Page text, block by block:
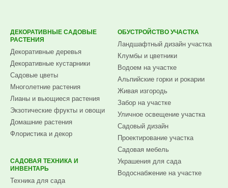
ДЕКОРАТИВНЫЕ САДОВЫЕ
РАСТЕНИЯ
Декоративные деревья
Декоративные кустарники
Садовые цветы
Многолетние растения
Лианы и вьющиеся растения
Экзотические фрукты и овощи
Домашние растения
Флористика и декор
САДОВАЯ ТЕХНИКА И
ИНВЕНТАРЬ
Техника для сада
ОБУСТРОЙСТВО УЧАСТКА
Ландшафтный дизайн участка
Клумбы и цветники
Водоем на участке
Альпийские горки и рокарии
Живая изгородь
Забор на участке
Уличное освещение участка
Садовый дизайн
Проектирование участка
Садовая мебель
Украшения для сада
Водоснабжение на участке